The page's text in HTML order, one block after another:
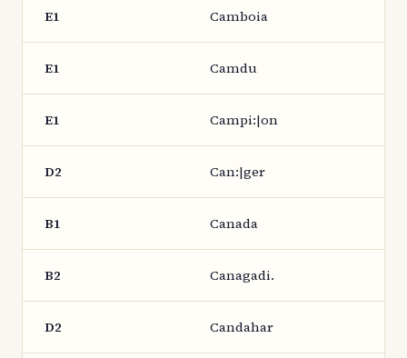
E1 Camboia
E1 Camdu
E1 Campi:|on
D2 Can:|ger
B1 Canada
B2 Canagadi.
D2 Candahar